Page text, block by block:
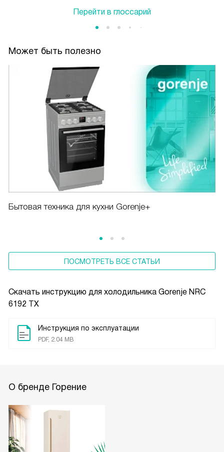
Скачать инструкцию для холодильника Gorenje NRC
6192 TX
Инструкция по эксплуатации
PDF, 2.04 MB
Перейти в глоссарий
Может быть полезно
Бытовая техника для кухни Gorenje+
ПОСМОТРЕТЬ ВСЕ СТАТЬИ
О бренде Горение